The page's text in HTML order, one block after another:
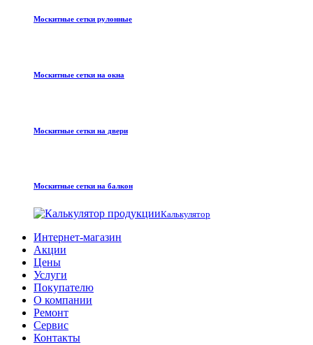
Москитные сетки рулонные
Москитные сетки на окна
Москитные сетки на двери
Москитные сетки на балкон
Калькулятор
Интернет-магазин
Акции
Цены
Услуги
Покупателю
О компании
Ремонт
Сервис
Контакты